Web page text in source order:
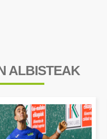
ALBISTEAK